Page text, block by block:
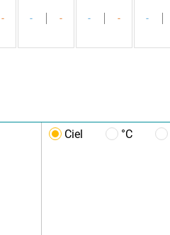
- - - - - -
Ciel °C